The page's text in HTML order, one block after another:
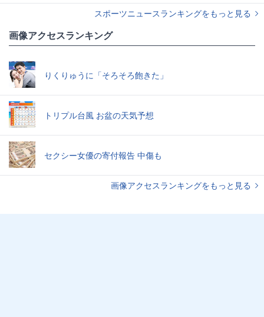
スポーツニュースランキングをもっと見る
画像アクセスランキング
りくりゅうに「そろそろ飽きた」
トリプル台風 お盆の天気予想
セクシー女優の寄付報告 中傷も
画像アクセスランキングをもっと見る